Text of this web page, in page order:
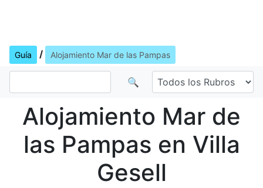
Guía / Alojamiento Mar de las Pampas
🔍
Alojamiento Mar de
las Pampas en Villa
Gesell